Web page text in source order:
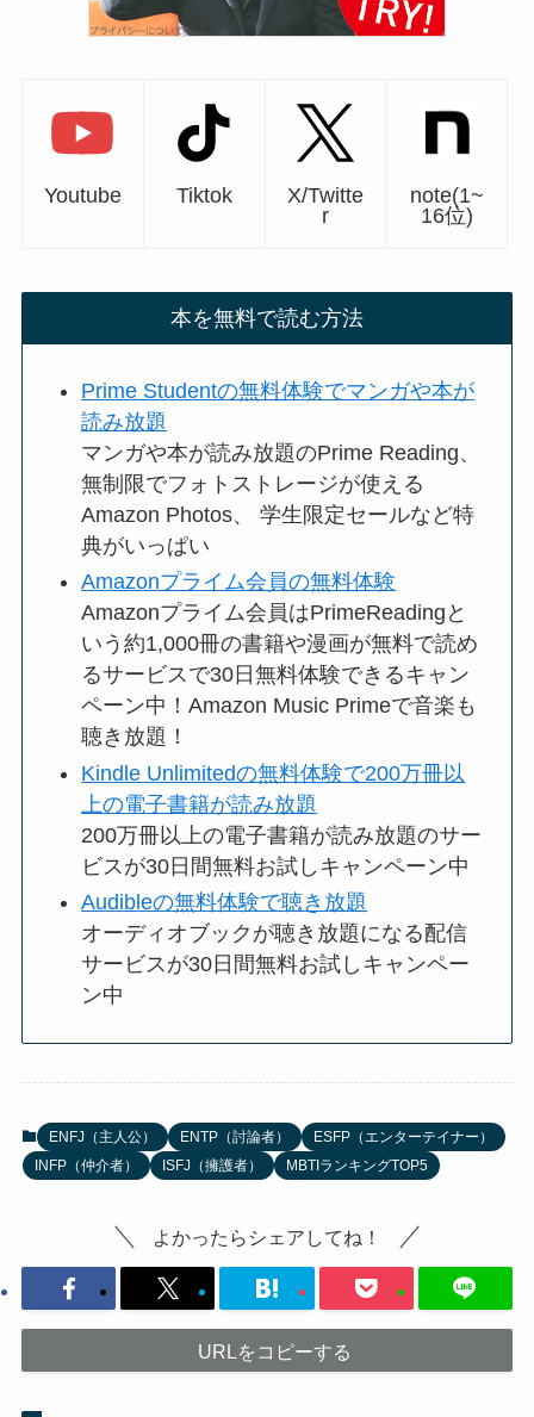
Youtube Tiktok
X/Twitte
r
note(1~
16位)
本を無料で読む方法
Prime Studentの無料体験でマンガや本が
読み放題
マンガや本が読み放題のPrime Reading、
無制限でフォトストレージが使える
Amazon Photos、 学生限定セールなど特
典がいっぱい
Amazonプライム会員の無料体験
Amazonプライム会員はPrimeReadingと
いう約1,000冊の書籍や漫画が無料で読め
るサービスで30日無料体験できるキャン
ペーン中！Amazon Music Primeで音楽も
聴き放題！
Kindle Unlimitedの無料体験で200万冊以
上の電子書籍が読み放題
200万冊以上の電子書籍が読み放題のサー
ビスが30日間無料お試しキャンペーン中
Audibleの無料体験で聴き放題
オーディオブックが聴き放題になる配信
サービスが30日間無料お試しキャンペー
ン中
ENFJ（主人公） ENTP（討論者）
ESFP（エンターテイナー）
INFP（仲介者）
ISFJ（擁護者） MBTIランキングTOP5
よかったらシェアしてね！
URLをコピーする